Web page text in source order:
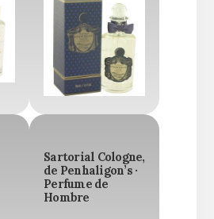
Sartorial Cologne,
de Penhaligon’s ·
Perfume de
Hombre